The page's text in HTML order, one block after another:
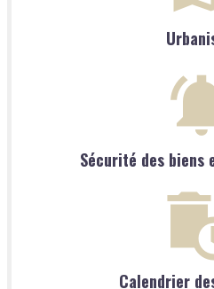
Sécurité des biens
Calendrier